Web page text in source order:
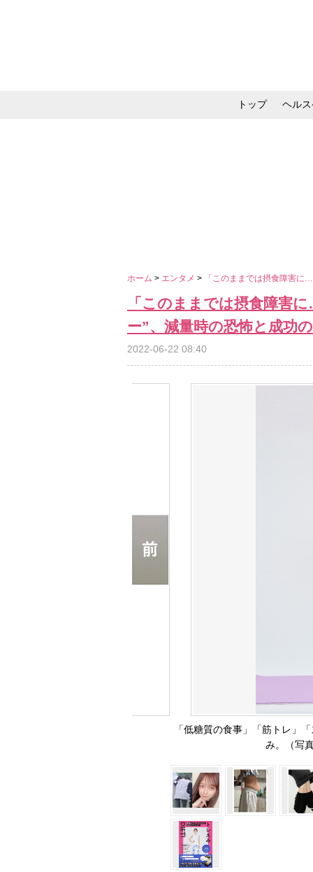
トップ ヘル
ホーム > エンタメ > 「このままでは摂食障害に
「このままでは摂食障害
ー”、減量時の恐怖と成功
2022-06-22 08:40
「低糖質の食事」「筋トレ」
み。（写